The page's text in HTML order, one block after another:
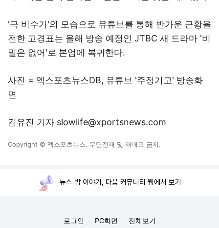
'극 비수기'의 모습으로 유튜브를 통해 반가운 근황을
전한 고경표는 올해 방송 예정인 JTBC 새 드라마 '비
밀은 없어'로 본업에 복귀한다.
사진 = 엑스포츠뉴스DB, 유튜브 '주정기고' 방송화
면
김유진 기자 slowlife@xportsnews.com
Copyright © 엑스포츠뉴스. 무단전재 및 재배포 금지.
뉴스 밖 이야기, 다음 커뮤니티 웹에서 보기
로그인 PC화면 전체보기